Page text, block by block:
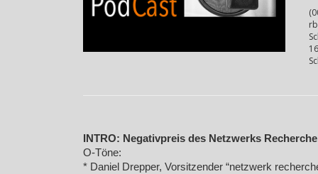
INTRO: Negativpreis des Netzwerks
O-Töne:
* Daniel Drepper, Vorsitzender “netzwerk